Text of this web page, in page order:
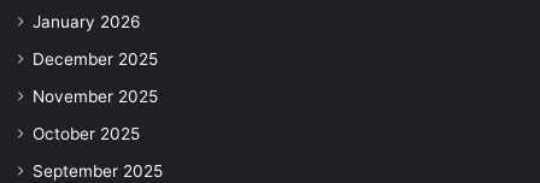
January 2026
December 2025
November 2025
October 2025
September 2025